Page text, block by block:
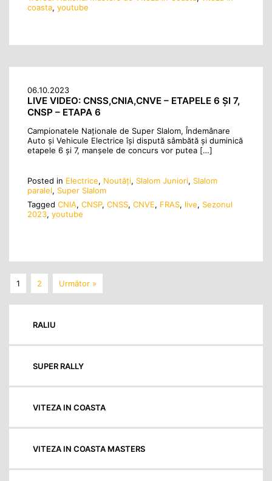
coasta, youtube
06.10.2023
LIVE VIDEO: CNSS,CNIA,CNVE – ETAPELE 6 ȘI 7,
CNSP – ETAPA 6
Campionatele Naționale de Super Slalom, Îndemânare
Auto și Vehicule Electrice își dispută sâmbătă și duminică
etapele 6 și 7, manșele de concurs vor putea […]
Posted in Electrice, Noutăţi, Slalom Juniori, Slalom
paralel, Super Slalom
Tagged CNIA, CNSP, CNSS, CNVE, FRAS, live, Sezonul
2023, youtube
1 2 Următor »
RALIU
SUPER RALLY
VITEZA IN COASTA
VITEZA IN COASTA MASTERS